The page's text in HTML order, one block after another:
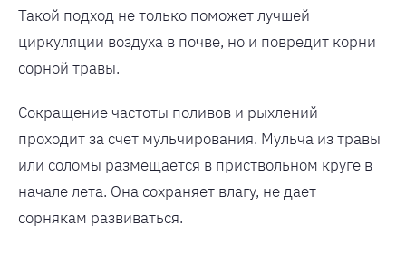
Такой подход не только поможет лучшей
циркуляции воздуха в почве, но и повредит корни
сорной травы.
Сокращение частоты поливов и рыхлений
проходит за счет мульчирования. Мульча из травы
или соломы размещается в приствольном круге в
начале лета. Она сохраняет влагу, не дает
сорнякам развиваться.